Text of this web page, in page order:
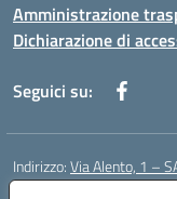
Amministrazione
Dichiarazione di
Seguici su:
Indirizzo:Via Alento, 1 –
Centralino: